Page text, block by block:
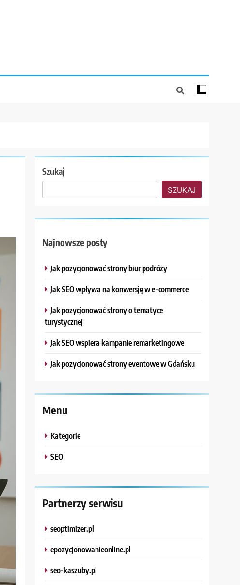
Szukaj
SZUKAJ
Najnowsze posty
Jak pozycjonować strony biur podróży
Jak SEO wpływa na konwersję w e-commerce
Jak pozycjonować strony o tematyce
turystycznej
Jak SEO wspiera kampanie remarketingowe
Jak pozycjonować strony eventowe w Gdańsku
Menu
Kategorie
SEO
Partnerzy serwisu
seoptimizer.pl
epozycjonowanieonline.pl
seo-kaszuby.pl